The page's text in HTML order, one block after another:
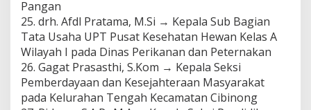
Pangan
25. drh. Afdl Pratama, M.Si → Kepala Sub Bagian
Tata Usaha UPT Pusat Kesehatan Hewan Kelas A
Wilayah I pada Dinas Perikanan dan Peternakan
26. Gagat Prasasthi, S.Kom → Kepala Seksi
Pemberdayaan dan Kesejahteraan Masyarakat
pada Kelurahan Tengah Kecamatan Cibinong